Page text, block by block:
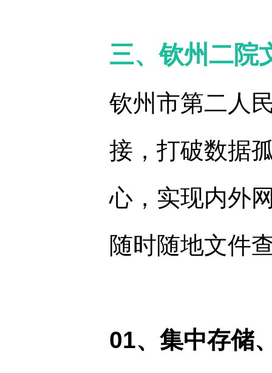
三、钦州二院
钦州市第二人
接，打破数据
心，实现内外
随时随地文件
01、集中存储